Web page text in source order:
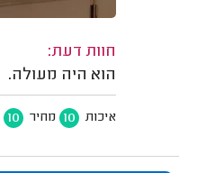
חוות דעת:
הוא היה מעולה.
איכות 10 מחיר 10